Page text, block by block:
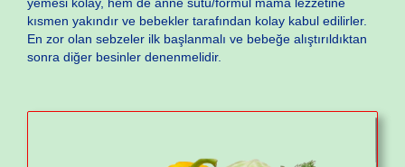
kısmen yakındır ve bebekler tarafından kolay kabul edilirler.
En zor olan sebzeler ilk başlanmalı ve bebeğe alıştırıldıktan
sonra diğer besinler denenmelidir.